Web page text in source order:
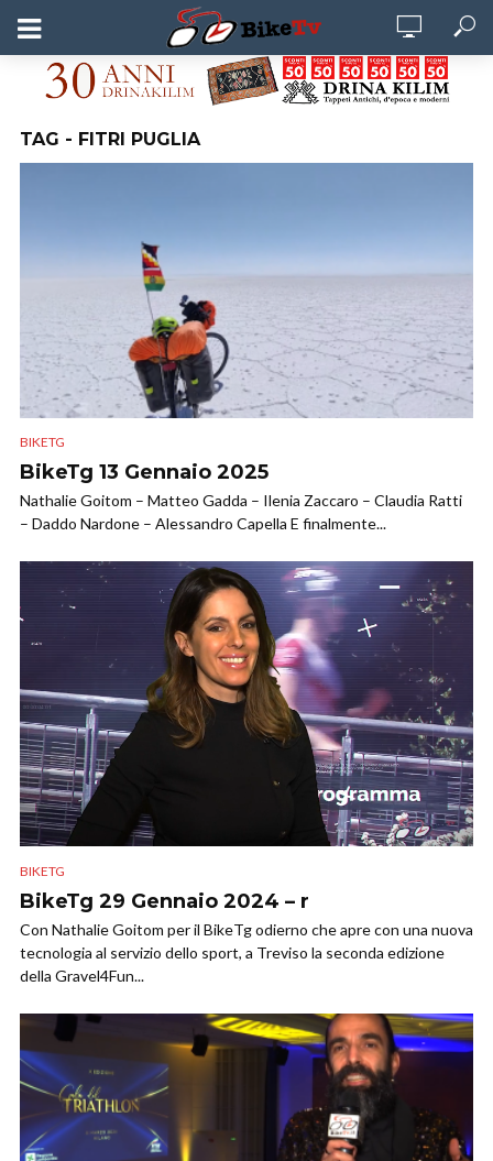
TAG - FITRI PUGLIA
BIKETG
BikeTg 13 Gennaio 2025
Nathalie Goitom – Matteo Gadda – Ilenia Zaccaro – Claudia Ratti
– Daddo Nardone – Alessandro Capella E finalmente...
BIKETG
BikeTg 29 Gennaio 2024 – r
Con Nathalie Goitom per il BikeTg odierno che apre con una nuova
tecnologia al servizio dello sport, a Treviso la seconda edizione
della Gravel4Fun...